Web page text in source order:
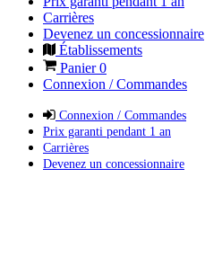
Carrières
Devenez un concessionnaire
Établissements
Panier0
Connexion / Commandes
Connexion / Commandes
Prix garanti pendant 1 an
Carrières
Devenez un concessionnaire